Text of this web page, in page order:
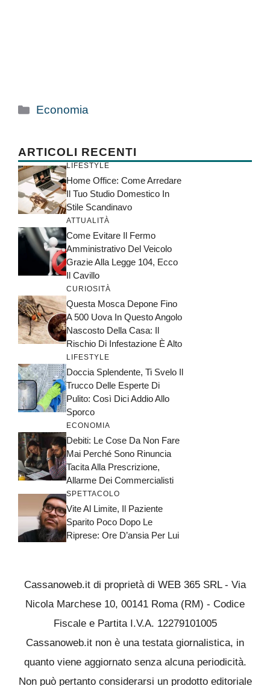
Categorie
Economia
ARTICOLI RECENTI
LIFESTYLE
Home Office: Come Arredare
Il Tuo Studio Domestico In
Stile Scandinavo
ATTUALITÀ
Come Evitare Il Fermo
Amministrativo Del Veicolo
Grazie Alla Legge 104, Ecco
Il Cavillo
CURIOSITÀ
Questa Mosca Depone Fino
A 500 Uova In Questo Angolo
Nascosto Della Casa: Il
Rischio Di Infestazione È Alto
LIFESTYLE
Doccia Splendente, Ti Svelo Il
Trucco Delle Esperte Di
Pulito: Così Dici Addio Allo
Sporco
ECONOMIA
Debiti: Le Cose Da Non Fare
Mai Perché Sono Rinuncia
Tacita Alla Prescrizione,
Allarme Dei Commercialisti
SPETTACOLO
Vite Al Limite, Il Paziente
Sparito Poco Dopo Le
Riprese: Ore D’ansia Per Lui
Cassanoweb.it di proprietà di WEB 365 SRL - Via
Nicola Marchese 10, 00141 Roma (RM) - Codice
Fiscale e Partita I.V.A. 12279101005
Cassanoweb.it non è una testata giornalistica, in
quanto viene aggiornato senza alcuna periodicità.
Non può pertanto considerarsi un prodotto editoriale